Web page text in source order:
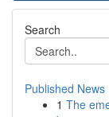
Search
Published News
1 The